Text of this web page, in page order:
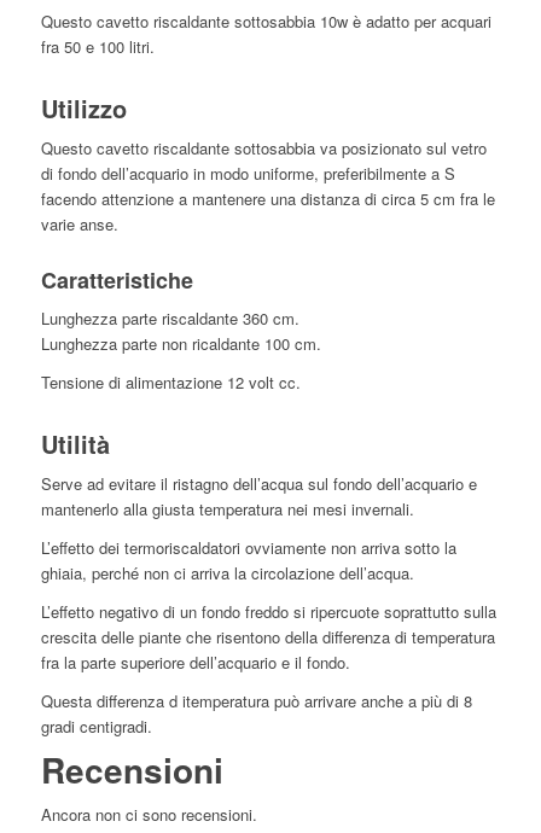
Questo cavetto riscaldante sottosabbia 10w è adatto per acquari
fra 50 e 100 litri.
Utilizzo
Questo cavetto riscaldante sottosabbia va posizionato sul vetro
di fondo dell’acquario in modo uniforme, preferibilmente a S
facendo attenzione a mantenere una distanza di circa 5 cm fra le
varie anse.
Caratteristiche
Lunghezza parte riscaldante 360 cm.
Lunghezza parte non ricaldante 100 cm.
Tensione di alimentazione 12 volt cc.
Utilità
Serve ad evitare il ristagno dell’acqua sul fondo dell’acquario e
mantenerlo alla giusta temperatura nei mesi invernali.
L’effetto dei termoriscaldatori ovviamente non arriva sotto la
ghiaia, perché non ci arriva la circolazione dell’acqua.
L’effetto negativo di un fondo freddo si ripercuote soprattutto sulla
crescita delle piante che risentono della differenza di temperatura
fra la parte superiore dell’acquario e il fondo.
Questa differenza d itemperatura può arrivare anche a più di 8
gradi centigradi.
Recensioni
Ancora non ci sono recensioni.